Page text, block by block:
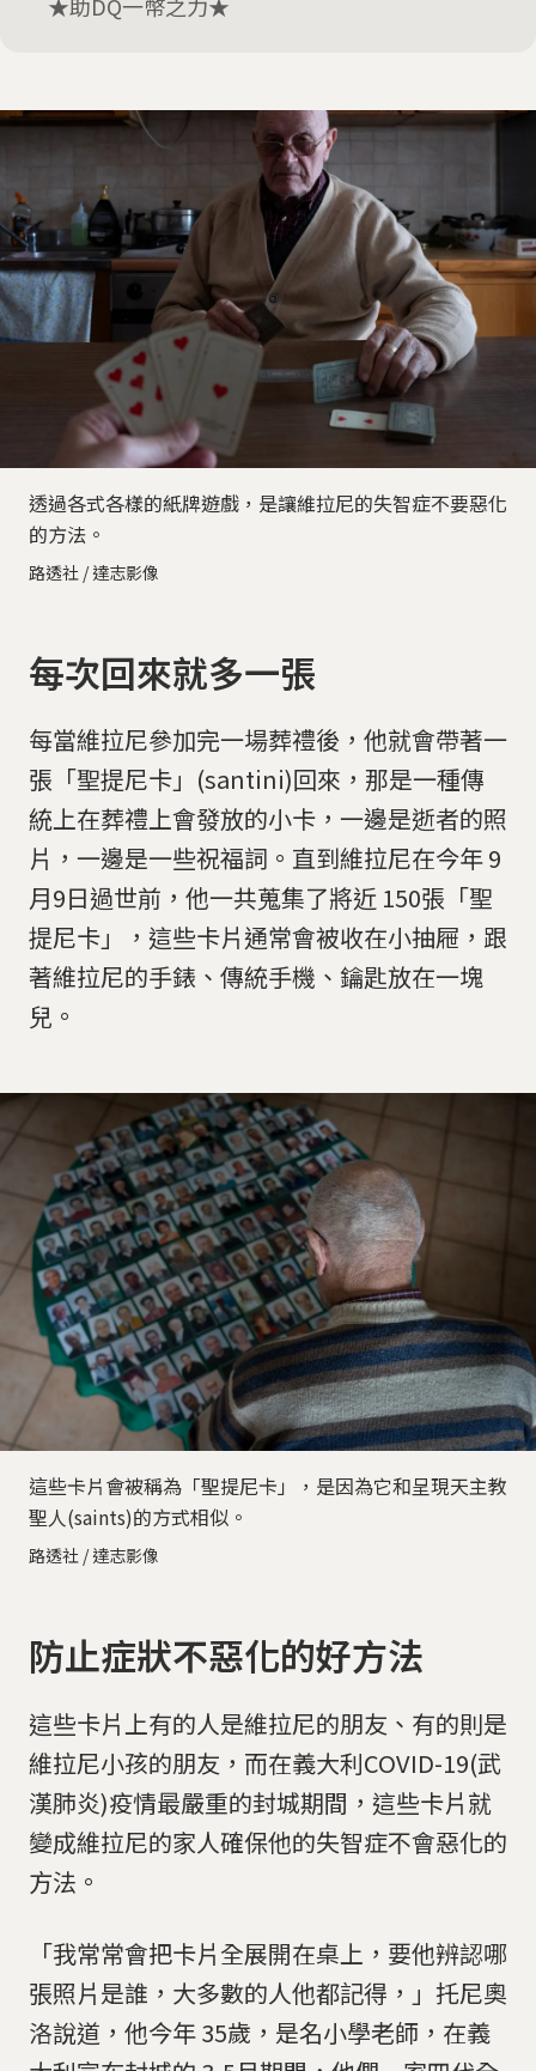
透過各式各樣的紙牌遊戲，是讓維拉尼的失智症不要惡化
的方法。
路透社 / 達志影像
每次回來就多一張
每當維拉尼參加完一場葬禮後，他就會帶著一
張「聖提尼卡」(santini)回來，那是一種傳
統上在葬禮上會發放的小卡，一邊是逝者的照
片，一邊是一些祝福詞。直到維拉尼在今年 9
月9日過世前，他一共蒐集了將近 150張「聖
提尼卡」，這些卡片通常會被收在小抽屜，跟
著維拉尼的手錶、傳統手機、鑰匙放在一塊
兒。
這些卡片會被稱為「聖提尼卡」，是因為它和呈現天主教
聖人(saints)的方式相似。
路透社 / 達志影像
防止症狀不惡化的好方法
這些卡片上有的人是維拉尼的朋友、有的則是
維拉尼小孩的朋友，而在義大利COVID-19(武
漢肺炎)疫情最嚴重的封城期間，這些卡片就
變成維拉尼的家人確保他的失智症不會惡化的
方法。
「我常常會把卡片全展開在桌上，要他辨認哪
張照片是誰，大多數的人他都記得，」托尼奧
洛說道，他今年 35歲，是名小學老師，在義